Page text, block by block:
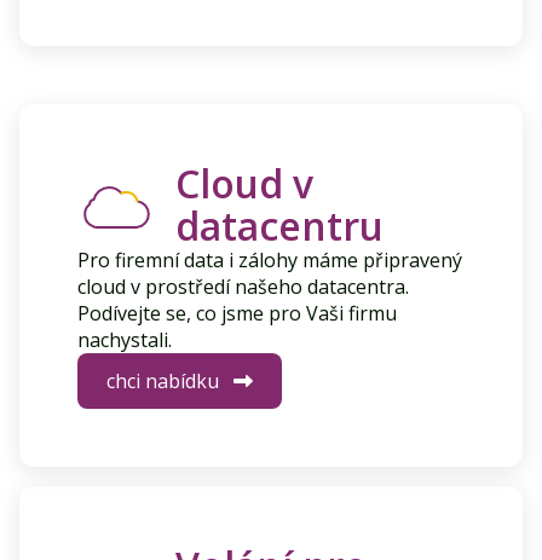
Cloud v
datacentru
Pro firemní data i zálohy máme připravený
cloud v prostředí našeho datacentra.
Podívejte se, co jsme pro Vaši firmu
nachystali.
chci nabídku